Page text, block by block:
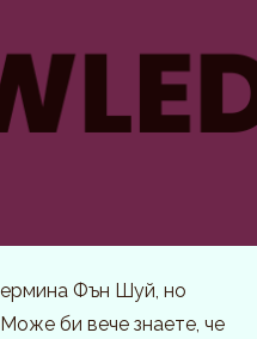
Фън Шуй, но
Може би вече знаете, че